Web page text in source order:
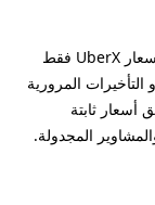
*أسعار المشاوير النموذجية للركاب هي متوسط أسعار UberX فقط
المرورية
أسعار ثابتة
المجدولة.